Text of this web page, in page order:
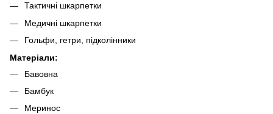
Тактичні шкарпетки
Медичні шкарпетки
Гольфи, гетри, підколінники
Матеріали:
Бавовна
Бамбук
Меринос